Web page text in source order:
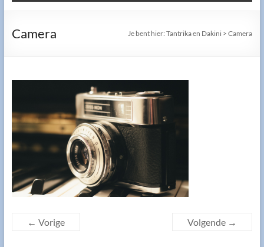
Camera Je bent hier:Tantrika en Dakini >Camera
← Vorige Volgende →